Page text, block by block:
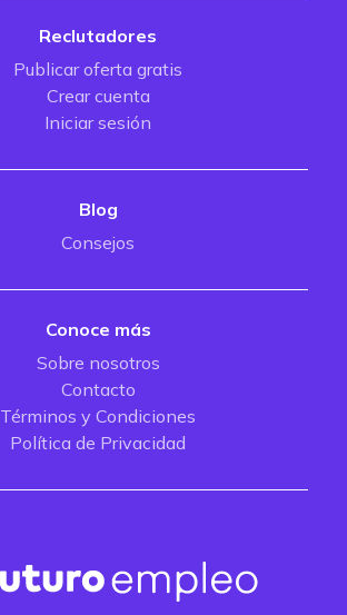
Reclutadores
Publicar oferta gratis
Crear cuenta
Iniciar sesión
Blog
Consejos
Conoce más
Sobre nosotros
Contacto
Términos y Condiciones
Política de Privacidad